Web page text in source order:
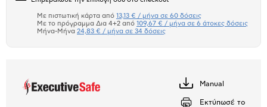
Πιστωτική κάρτα
Αριθμός δόσεων
Με πιστωτική κάρτα από 13,13 € / μήνα σε 60 δόσεις
Με το πρόγραμμα Δια 4+2 από 109,67 € / μήνα σε 6 άτοκες δόσεις
Μήνα-Μήνα 24,83 € / μήνα σε 34 δόσεις
Κατέβασέ
το
Manual
Εκτύπωσέ το